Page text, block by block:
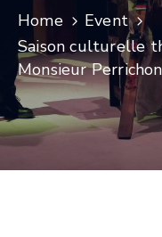
CULTURE
SPORTS
Home
Event
Saison culturelle
Monsieur Perrichon